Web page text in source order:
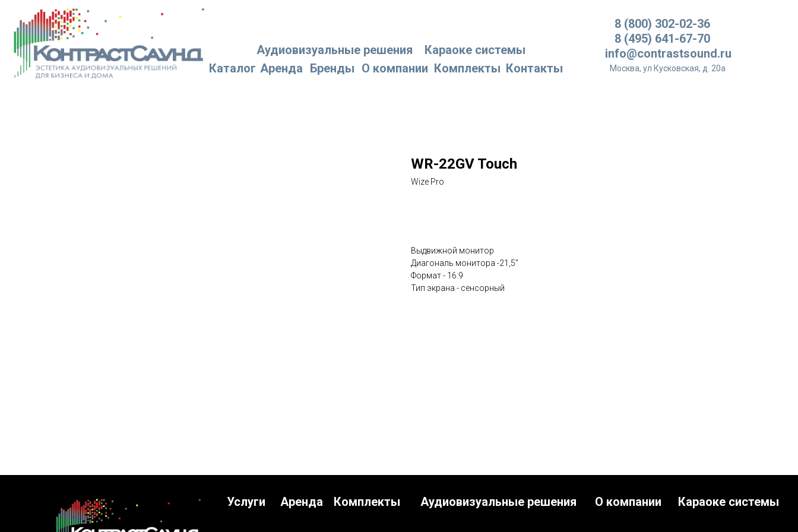
Каталог Комплекты
Бренды О компании Контакты Москва, ул Кусковская, д. 20а
info@contrastsound.ru
8 (495) 641-67-70
8 (800) 302-02-36
Аренда
Аудиовизуальные решения Караоке системы
WR-22GV Touch
Wize Pro
Выдвижной монитор
Диагональ монитора -21,5”
Формат - 16:9
Тип экрана - сенсорный
Комплекты
Услуги Аудиовизуальные решения О компании
Аренда Караоке системы